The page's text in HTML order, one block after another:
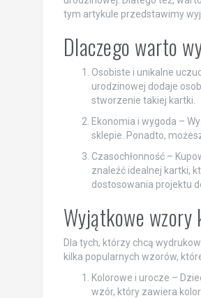
tym artykule przedstawimy
Dlaczego warto
Osobiste i unikalne
urodzinowej dodaje
stworzenie takiej kartki.
Ekonomia i wygoda –
sklepie. Ponadto,
Czasochłonność –
znaleźć idealnej kartki,
dostosowania projektu
Wyjątkowe
Dla tych, którzy chcą
kilka popularnych wzorów,
Kolorowe i urocze –
wzór, który zawiera